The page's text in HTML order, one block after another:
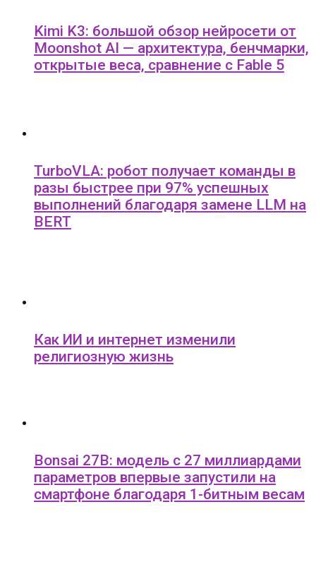
Kimi K3: большой обзор нейросети от
Moonshot AI — архитектура, бенчмарки,
открытые веса, сравнение с Fable 5
TurboVLA: робот получает команды в
разы быстрее при 97% успешных
выполнений благодаря замене LLM на
BERT
Как ИИ и интернет изменили
религиозную жизнь
Bonsai 27B: модель с 27 миллиардами
параметров впервые запустили на
смартфоне благодаря 1-битным весам